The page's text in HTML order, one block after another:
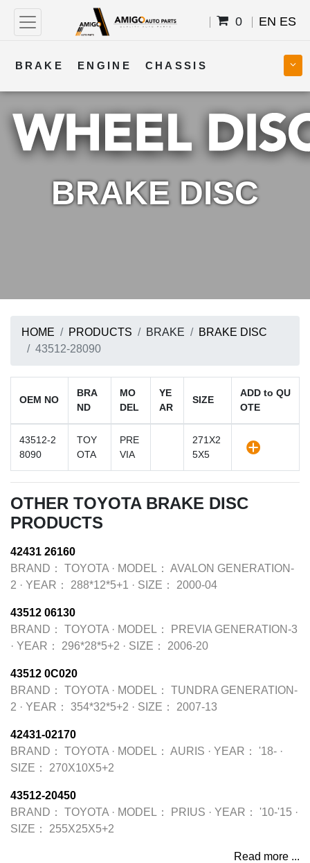
0 EN ES
BRAKE ENGINE CHASSIS
COOLING STEERING BODY
TRANSMISSION FUEL ELECTRICAL
BRAKE DISC
HOME PRODUCTS BRAKE
BRAKE DISC
43512-28090
OEM NO
BRA
ND
MO
DEL
YE
AR
SIZE
ADD to QU
OTE
43512-2
8090
TOY
OTA
PRE
VIA
271X2
5X5
OTHER TOYOTA BRAKE DISC
PRODUCTS
42431 26160
BRAND：
TOYOTA · MODEL： AVALON GENERATION-
2 · YEAR： 288*12*5+1 · SIZE： 2000-04
43512 06130
BRAND：
TOYOTA · MODEL：
PREVIA GENERATION-3
· YEAR： 296*28*5+2 · SIZE： 2006-20
43512 0C020
BRAND：
TOYOTA · MODEL：
TUNDRA GENERATION-
2 · YEAR： 354*32*5+2 · SIZE： 2007-13
42431-02170
BRAND：
TOYOTA · MODEL： AURIS · YEAR： '18- ·
SIZE：
270X10X5+2
43512-20450
BRAND：
TOYOTA · MODEL： PRIUS · YEAR： '10-'15 ·
SIZE：
255X25X5+2
Read more ...